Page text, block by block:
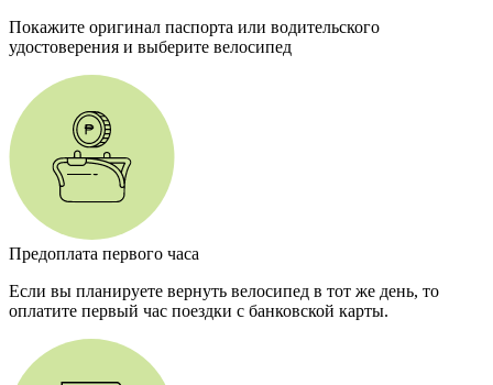
Покажите оригинал паспорта или водительского
удостоверения и выберите велосипед
Предоплата первого часа
Если вы планируете вернуть велосипед в тот же день, то
оплатите первый час поездки с банковской карты.